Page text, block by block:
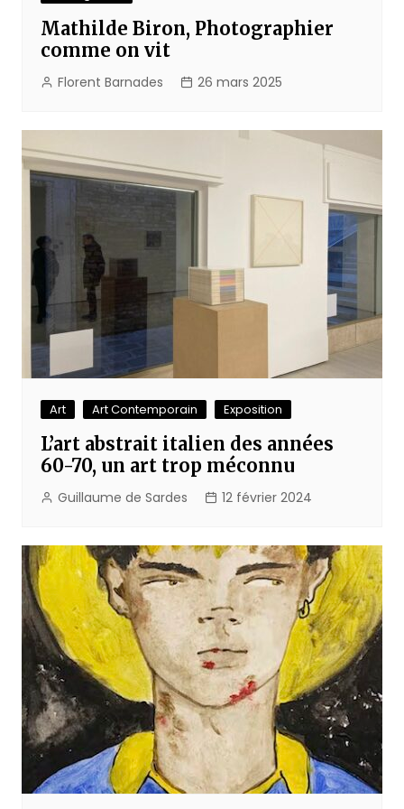
Mathilde Biron, Photographier
comme on vit
Florent Barnades 26 mars 2025
Art Art Contemporain Exposition
L’art abstrait italien des années
60-70, un art trop méconnu
Guillaume de Sardes 12 février 2024